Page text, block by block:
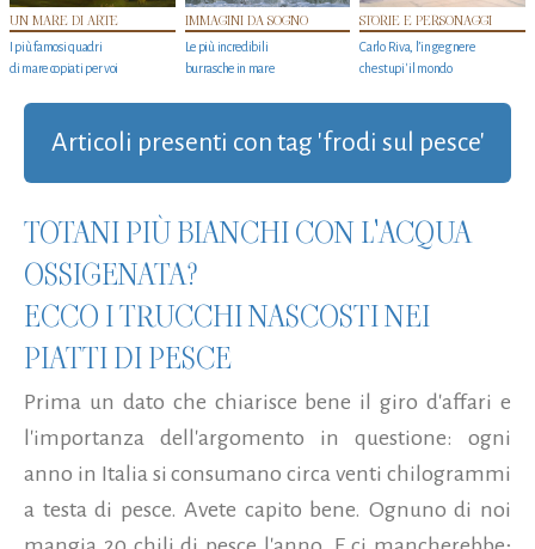
UN MARE DI ARTE
I più famosi quadri
di mare copiati per voi
IMMAGINI DA SOGNO
Le più incredibili
burrasche in mare
STORIE E PERSONAGGI
Carlo Riva, l’ingegnere
che stupi' il mondo
Articoli presenti con tag 'frodi sul pesce'
TOTANI PIÙ BIANCHI CON L'ACQUA
OSSIGENATA?
ECCO I TRUCCHI NASCOSTI NEI
PIATTI DI PESCE
Prima un dato che chiarisce bene il giro d'affari e
l'importanza dell'argomento in questione: ogni
anno in Italia si consumano circa venti chilogrammi
a testa di pesce. Avete capito bene. Ognuno di noi